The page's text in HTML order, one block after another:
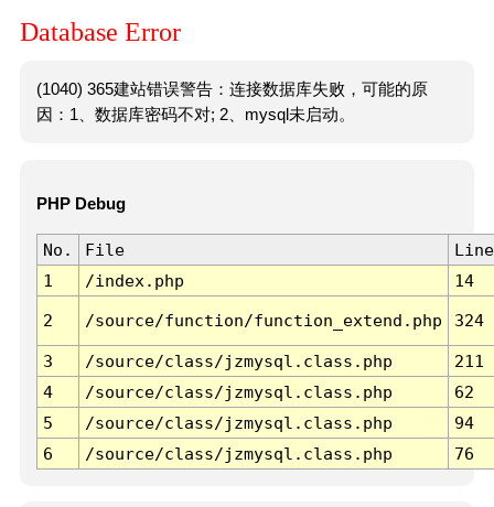
Database Error
(1040) 365建站错误警告：连接数据库失败，可能的原
因：1、数据库密码不对; 2、mysql未启动。
PHP Debug
No. File
Line
1
/index.php 14
2 /source/function/function_extend.php 324
3 /source/class/jzmysql.class.php
211
4
/source/class/jzmysql.class.php
62
5
/source/class/jzmysql.class.php
94
6
/source/class/jzmysql.class.php 76